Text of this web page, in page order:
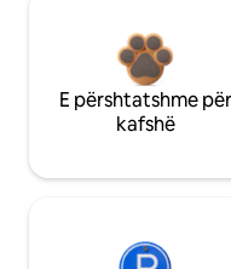
E përshtatshme për
kafshë